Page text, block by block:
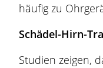
häufig zu
Schädel-Hirn-
Studien zeigen,